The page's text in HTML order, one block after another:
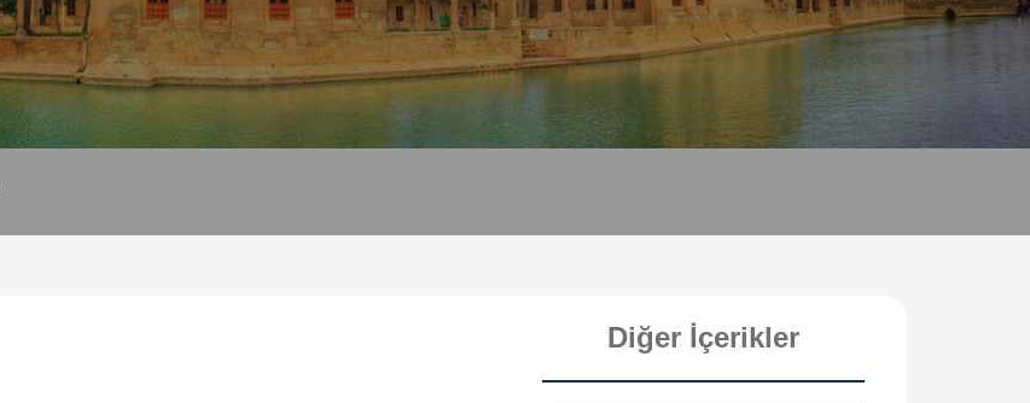
Diğer İçerikler